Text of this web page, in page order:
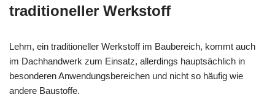
traditioneller Werkstoff
Lehm, ein traditioneller Werkstoff im Baubereich, kommt auch
im Dachhandwerk zum Einsatz, allerdings hauptsächlich in
besonderen Anwendungsbereichen und nicht so häufig wie
andere Baustoffe.